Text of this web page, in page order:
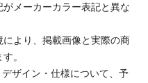
メーカーカラー表記と異な
より、掲載画像と実際の商
。
ザイン・仕様について、予